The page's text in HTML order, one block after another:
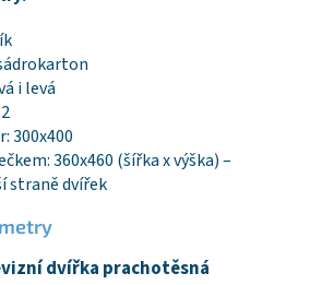
i levá
300x400
360x460 (šířka x výška) –
straně dvířek
dvířka prachotěsná